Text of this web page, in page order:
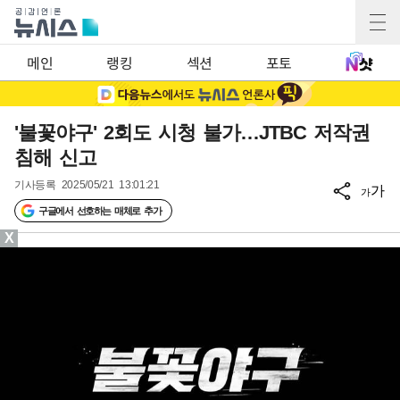
메인 랭킹 섹션 포토
'불꽃야구' 2회도 시청 불가…JTBC 저작권
침해 신고
기사등록 2025/05/21 13:01:21
구글에서 선호하는 매체로 추가
가가
X